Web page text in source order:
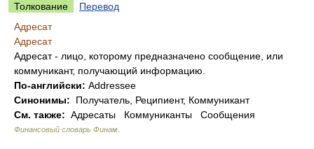
Толкование
Перевод
Адресат
Адресат
Адресат - лицо, которому предназначено сообщение, или
коммуникант, получающий информацию.
По-английски: Addressee
Синонимы:
Получатель, Реципиент, Коммуникант
См. также: Адресаты Коммуниканты Сообщения
Финансовый словарь Финам